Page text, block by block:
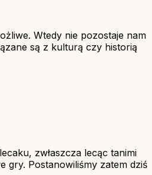
Wtedy nie pozostaje nam
są z kulturą czy historią
zwłaszcza lecąc tanimi
gry. Postanowiliśmy zatem dziś